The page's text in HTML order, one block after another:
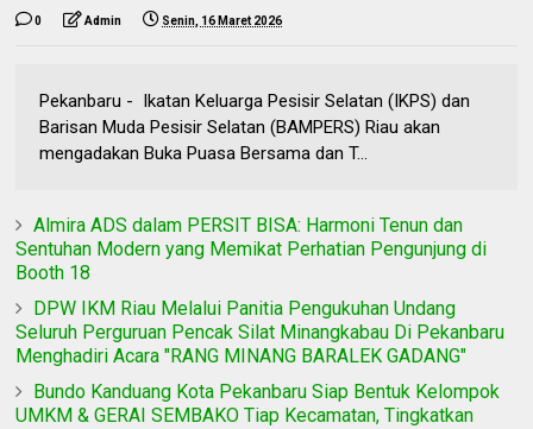
0 Admin Senin, 16 Maret 2026
Pekanbaru - Ikatan Keluarga Pesisir Selatan (IKPS) dan
Barisan Muda Pesisir Selatan (BAMPERS) Riau akan
mengadakan Buka Puasa Bersama dan T...
Almira ADS dalam PERSIT BISA: Harmoni Tenun dan
Sentuhan Modern yang Memikat Perhatian Pengunjung di
Booth 18
DPW IKM Riau Melalui Panitia Pengukuhan Undang
Seluruh Perguruan Pencak Silat Minangkabau Di Pekanbaru
Menghadiri Acara "RANG MINANG BARALEK GADANG"
Bundo Kanduang Kota Pekanbaru Siap Bentuk Kelompok
UMKM & GERAI SEMBAKO Tiap Kecamatan, Tingkatkan